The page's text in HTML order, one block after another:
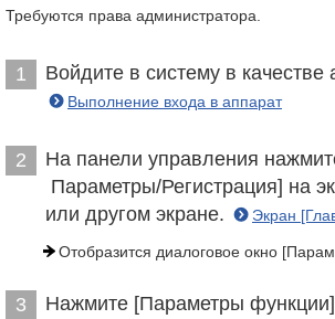
Требуются права администратора.
1 Войдите в систему в качестве
Выполнение входа в аппарат
2
На панели управления
Параметры/Регистрация] на
или другом экране.
Экран
Отобразится диалоговое окно
3 Нажмите [Параметры функции]